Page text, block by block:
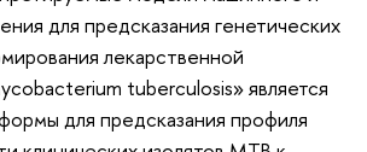
для предсказания генетических
лекарственной
tuberculosis» является
для предсказания профиля